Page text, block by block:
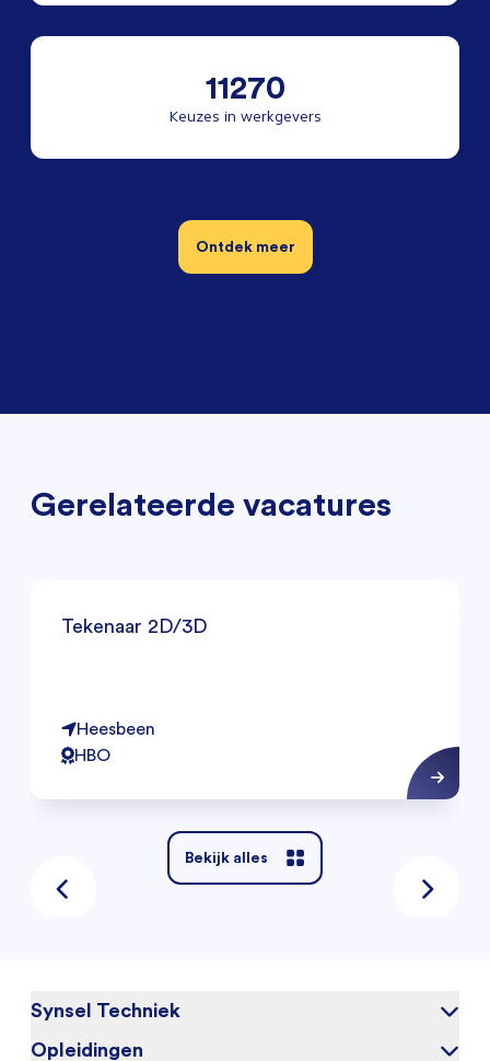
11270
Keuzes in werkgevers
Ontdek meer
Gerelateerde vacatures
Tekenaar 2D/3D
Heesbeen
HBO
Bekijk alles
Synsel Techniek
Over ons
Opleidingen